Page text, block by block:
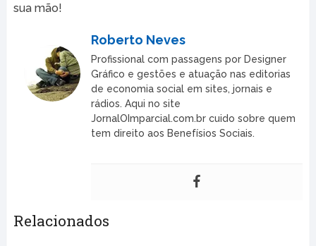
sua mão!
Roberto Neves
Profissional com passagens por Designer
Gráfico e gestões e atuação nas editorias
de economia social em sites, jornais e
rádios. Aqui no site
JornalOImparcial.com.br cuido sobre quem
tem direito aos Benefísios Sociais.
Relacionados